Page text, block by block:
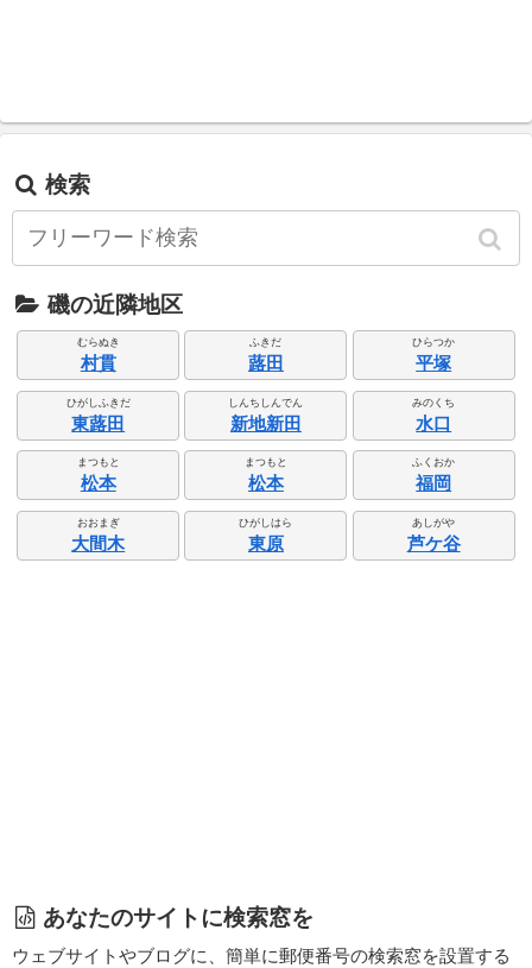
検索
磯の近隣地区
むらぬき
村貫
ふきだ
蕗田
ひらつか
平塚
ひがしふきだ
東蕗田
しんちしんでん
新地新田
みのくち
水口
まつもと
松本
まつもと
松本
ふくおか
福岡
おおまぎ
大間木
ひがしはら
東原
あしがや
芦ケ谷
あなたのサイトに検索窓を
ウェブサイトやブログに、簡単に郵便番号の検索窓を設置する